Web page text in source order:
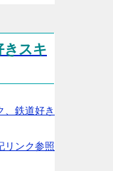
スキ
、鉄道好き
リンク参照